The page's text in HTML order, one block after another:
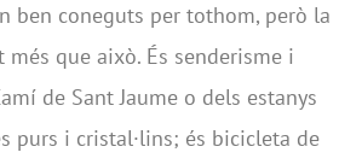
ben coneguts per tothom, però la
més que això. És senderisme i
de Sant Jaume o dels estanys
purs i cristal·lins; és bicicleta de